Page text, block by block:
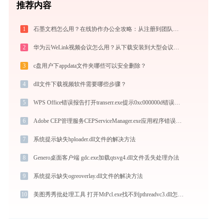
推荐内容
1
2
3 c盘用户下appdata文件夹哪些可以安全删除？
4 dll文件下载视频软件需要哪些步骤？
5 WPS Office错误报告打开transerr.exe提示0xc000000d错误码怎么办
6 Adobe CEP管理服务CEPServiceManager.exe应用程序错误0xc000007b解决方法
7 系统提示缺失hploader.dll文件的解决方法
8 Genero桌面客户端 gdc.exe加载qtsvg4.dll文件丢失处理办法
9 系统提示缺失ogreoverlay.dll文件的解决方法
10